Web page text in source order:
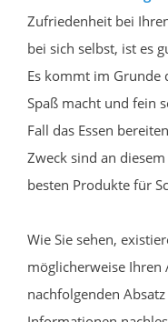
Zufriedenheit bei
bei sich selbst, ist es
Es kommt im Grunde
Spaß macht und fein
Fall das Essen
Zweck sind an
besten Produkte für
Wie Sie sehen,
möglicherweise Ihren
nachfolgenden